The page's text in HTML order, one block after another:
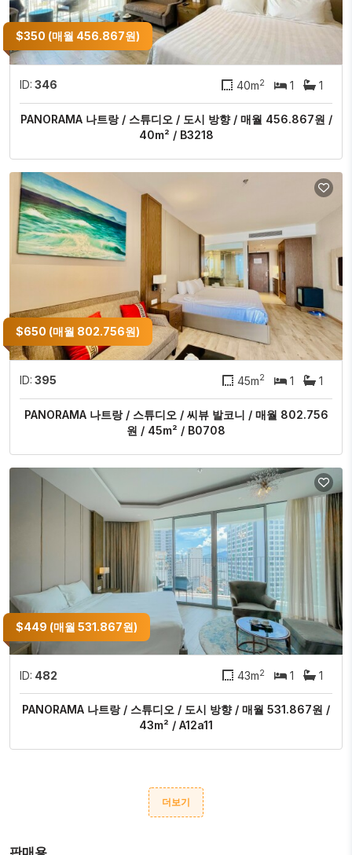
$350 (매월 456.867원)
ID: 346 40m2 1 1
PANORAMA 나트랑 / 스튜디오 / 도시 방향 / 매월 456.867원 /
40m² / B3218
$650 (매월 802.756원)
ID: 395 45m2 1 1
PANORAMA 나트랑 / 스튜디오 / 씨뷰 발코니 / 매월 802.756
원 / 45m² / B0708
$449 (매월 531.867원)
ID: 482 43m2 1 1
PANORAMA 나트랑 / 스튜디오 / 도시 방향 / 매월 531.867원 /
43m² / A12a11
더보기